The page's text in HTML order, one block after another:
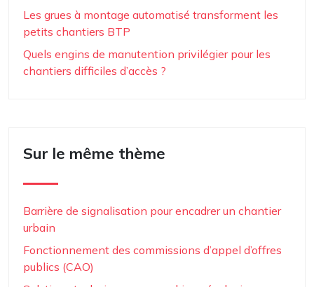
Les grues à montage automatisé transforment les
petits chantiers BTP
Quels engins de manutention privilégier pour les
chantiers difficiles d’accès ?
Sur le même thème
Barrière de signalisation pour encadrer un chantier
urbain
Fonctionnement des commissions d’appel d’offres
publics (CAO)